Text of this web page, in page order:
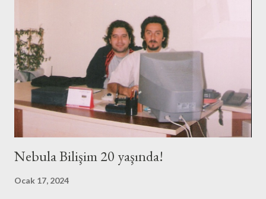
Nebula Bilişim 20 yaşında!
Ocak 17, 2024